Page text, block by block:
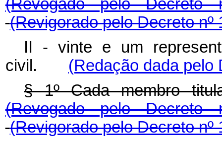
(Revogado pelo
(Revigorado pelo Decreto nº
II - vinte e um
civil. (Redação dada pelo
§ 1º Cada membro
(Revogado pelo
(Revigorado pelo Decreto nº